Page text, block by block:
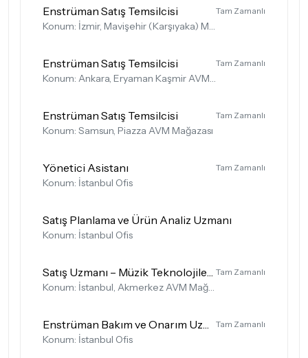
Enstrüman Satış Temsilcisi
Konum: İzmir, Mavişehir (Karşıyaka) Mağazası
Tam Zamanlı
Enstrüman Satış Temsilcisi
Konum: Ankara, Eryaman Kaşmir AVM Mağazası
Tam Zamanlı
Enstrüman Satış Temsilcisi
Konum: Samsun, Piazza AVM Mağazası
Tam Zamanlı
Yönetici Asistanı
Konum: İstanbul Ofis
Tam Zamanlı
Satış Planlama ve Ürün Analiz Uzmanı
Konum: İstanbul Ofis
Satış Uzmanı – Müzik Teknolojileri, Hi-Fi, Kulaklık Kategorileri
Konum: İstanbul, Akmerkez AVM Mağazası
Tam Zamanlı
Enstrüman Bakım ve Onarım Uzmanı (Luthier)
Konum: İstanbul Ofis
Tam Zamanlı